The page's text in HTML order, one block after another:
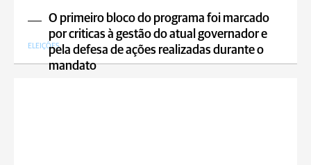
O primeiro bloco do programa foi marcado
por criticas à gestão do atual governador e
pela defesa de ações realizadas durante o
mandato
ELEIÇÕES